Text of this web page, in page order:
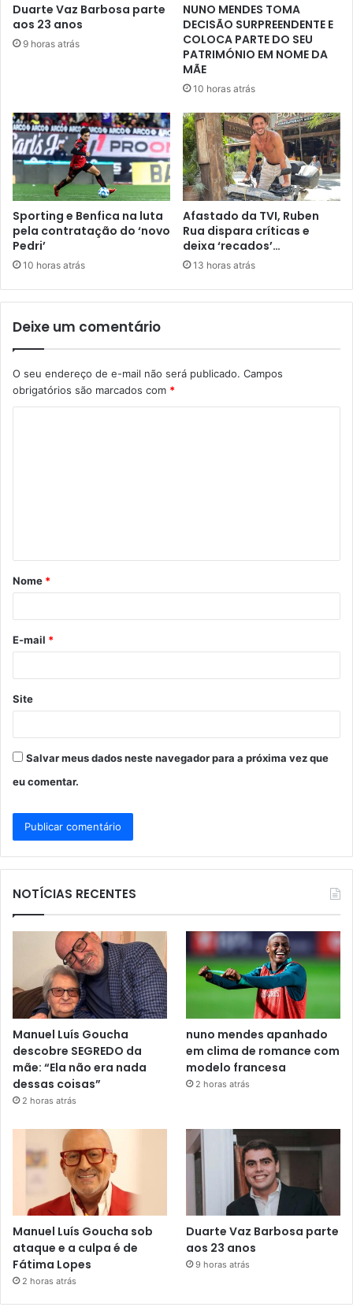
Duarte Vaz Barbosa parte
aos 23 anos
9 horas atrás
NUNO MENDES TOMA
DECISÃO SURPREENDENTE E
COLOCA PARTE DO SEU
PATRIMÓNIO EM NOME DA
MÃE
10 horas atrás
Sporting e Benfica na luta
pela contratação do ‘novo
Pedri’
10 horas atrás
Afastado da TVI, Ruben
Rua dispara críticas e
deixa ‘recados’…
13 horas atrás
Deixe um comentário
O seu endereço de e-mail não será publicado. Campos
obrigatórios são marcados com *
á
r
*
Nome *
E-mail *
Site
Salvar meus dados neste navegador para a próxima vez que
eu comentar.
NOTÍCIAS RECENTES
Manuel Luís Goucha
descobre SEGREDO da
mãe: “Ela não era nada
dessas coisas”
2 horas atrás
nuno mendes apanhado
em clima de romance com
modelo francesa
2 horas atrás
Manuel Luís Goucha sob
ataque e a culpa é de
Fátima Lopes
2 horas atrás
Duarte Vaz Barbosa parte
aos 23 anos
9 horas atrás